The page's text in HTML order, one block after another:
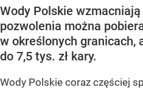
Wody Polskie
pozwolenia można
w określonych granicach,
do 7,5 tys. zł kary.
Wody Polskie coraz częściej